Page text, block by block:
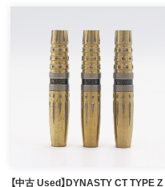
【中古 Used】DYNASTY CT TYPE Z